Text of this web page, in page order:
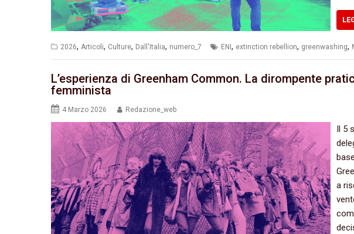
2026, Articoli, Culture, Dall'Italia, numero_7 ENI, extinction rebellion, greenwashing,
L’esperienza di Greenham Common. La dirompente
femminista
4 Marzo 2026 Redazione_web
Il 5
a